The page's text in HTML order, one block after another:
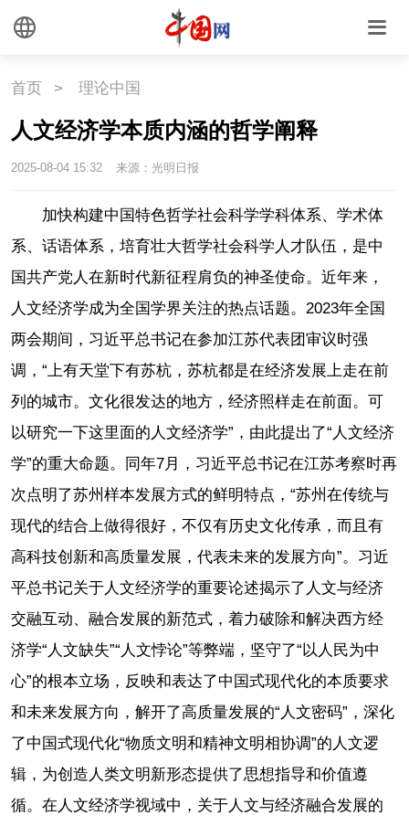
首页 > 理论中国
人文经济学本质内涵的哲学阐释
2025-08-04 15:32 来源：光明日报
加快构建中国特色哲学社会科学学科体系、学术体
系、话语体系，培育壮大哲学社会科学人才队伍，是中
国共产党人在新时代新征程肩负的神圣使命。近年来，
人文经济学成为全国学界关注的热点话题。2023年全国
两会期间，习近平总书记在参加江苏代表团审议时强
调，“上有天堂下有苏杭，苏杭都是在经济发展上走在前
列的城市。文化很发达的地方，经济照样走在前面。可
以研究一下这里面的人文经济学”，由此提出了“人文经济
学”的重大命题。同年7月，习近平总书记在江苏考察时再
次点明了苏州样本发展方式的鲜明特点，“苏州在传统与
现代的结合上做得很好，不仅有历史文化传承，而且有
高科技创新和高质量发展，代表未来的发展方向”。习近
平总书记关于人文经济学的重要论述揭示了人文与经济
交融互动、融合发展的新范式，着力破除和解决西方经
济学“人文缺失”“人文悖论”等弊端，坚守了“以人民为中
心”的根本立场，反映和表达了中国式现代化的本质要求
和未来发展方向，解开了高质量发展的“人文密码”，深化
了中国式现代化“物质文明和精神文明相协调”的人文逻
辑，为创造人类文明新形态提供了思想指导和价值遵
循。在人文经济学视域中，关于人文与经济融合发展的